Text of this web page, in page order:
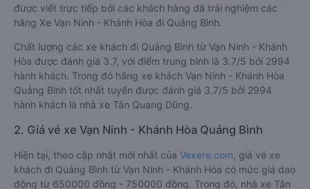
được viết trực tiếp bởi các khách hàng đã trải nghiệm các
hãng Xe Vạn Ninh - Khánh Hòa đi Quảng Bình.
Chất lượng các xe khách đi Quảng Bình từ Vạn Ninh - Khánh
Hòa được đánh giá 3.7, với điểm trung bình là 3.7/5 bởi 2994
hành khách. Trong đó hãng xe khách Vạn Ninh - Khánh Hòa
Quảng Bình tốt nhất tuyến được đánh giá 3.7/5 bởi 2994
hành khách là nhà xe Tân Quang Dũng.
2. Giá vé xe Vạn Ninh - Khánh Hòa Quảng Bình
Hiện tại, theo cập nhật mới nhất của Vexere.com , giá vé xe
khách đi Quảng Bình từ Vạn Ninh - Khánh Hòa có mức giá dao
động từ 650000 đồng - 750000 đồng. Trong đó, nhà xe Tân